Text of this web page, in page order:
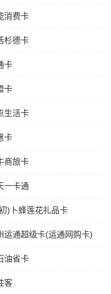
消费卡
杉德卡
卡
卡
生活卡
卡
商旅卡
一卡通
)卜蜂莲花礼品卡
运通超级卡(运通网购卡)
油省卡
客